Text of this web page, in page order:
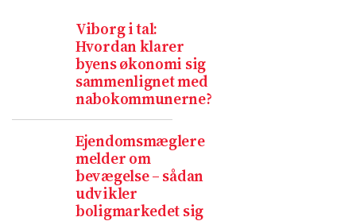
Viborg i tal:
Hvordan klarer
byens økonomi sig
sammenlignet med
nabokommunerne?
Ejendomsmæglere
melder om
bevægelse – sådan
udvikler
boligmarkedet sig